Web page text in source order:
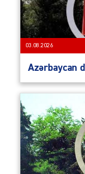
03.08.2026
Azərbaycan